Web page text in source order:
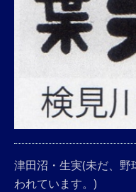
津田沼・生実(未だ、
われています。)